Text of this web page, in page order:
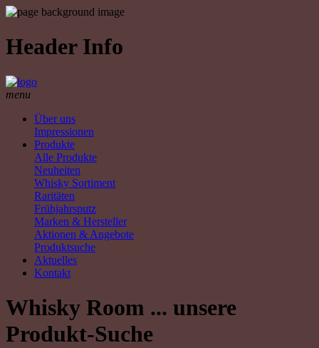
Header Info
menu
Über uns
Impressionen
Produkte
Alle Produkte
Neuheiten
Whisky Sortiment
Raritäten
Frühjahrsputz
Marken & Hersteller
Aktionen & Angebote
Produktsuche
Aktuelles
Kontakt
Whisky Room ... unsere
Produkt-Suche